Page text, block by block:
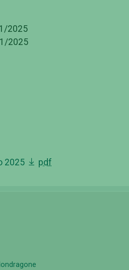
2025
2025
2025 pdf